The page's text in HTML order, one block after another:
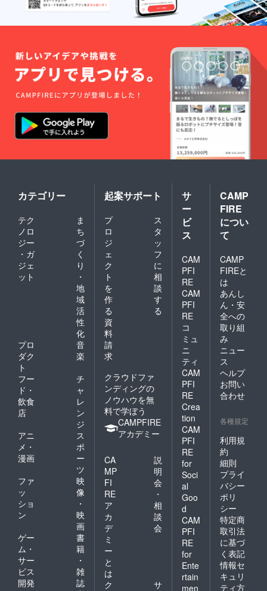
覚的に近く
る。そんな
イメージ
だったので
す。
足利ではさ
らにスケー
ルアップし
てぶどうを
苗木から栽
でも潤沢に
醸造用ぶど
うの栽培と
収穫ができ
て、たっぷ
りワイン醸
造まででき
る場所と古
民家の資源
を生かして
兼業をやり
やすくする
取り組みを
していこう
と思ってい
ます。それ
が「足利ワ
インバ
レー・プロ
ジェクト」
としてス
タートする
ことになり
ました。
農村生活し
ながらテレ
ワークで都
心の仕事も
こなすこと
は、通勤時
了承く
ださ
い。
カテゴリー
テク
ノロ
ジー
・ガ
ジェ
ット
ま
ち
づ
く
り
・
地
域
活
性
化
プロ
ダク
ト
音
楽
フー
ド・
飲食
店
チ
ャ
レ
ン
ジ
アニ
メ・
漫画
ス
ポ
ー
ツ
ファ
ッ
ショ
ン
映
像
・
映
画
ゲー
ム・
サー
ビス
開発
書
籍
・
雑
誌
起案サポート
プ
ロ
ジ
ェ
ク
ト
を
作
る
ス
タ
ッ
フ
に
相
談
す
る
資
料
請
求
クラウドファ
ンディングの
ノウハウを無
料で学ぼう
CAMPFIRE
アカデミー
CA
MP
FI
RE
ア
カ
デ
ミ
ー
と
は
説
明
会
・
相
談
会
ク
サ
サ
ー
ビ
ス
CAM
PFI
RE
CAM
PFI
RE
コ
ミュ
ニ
ティ
CAM
PFI
RE
Crea
tion
CAM
PFI
RE
for
Soci
al
Goo
d
CAM
PFI
RE
for
Ente
rtain
men
CAMP
FIRE
につい
て
CAMP
FIREと
は
あんし
ん・安
全への
取り組
み
ニュー
ス
ヘルプ
お問い
合わせ
各種規定
利用規
約
細則
プライ
バシー
ポリ
シー
特定商
取引法
に基づ
く表記
情報セ
キュリ
ティ方